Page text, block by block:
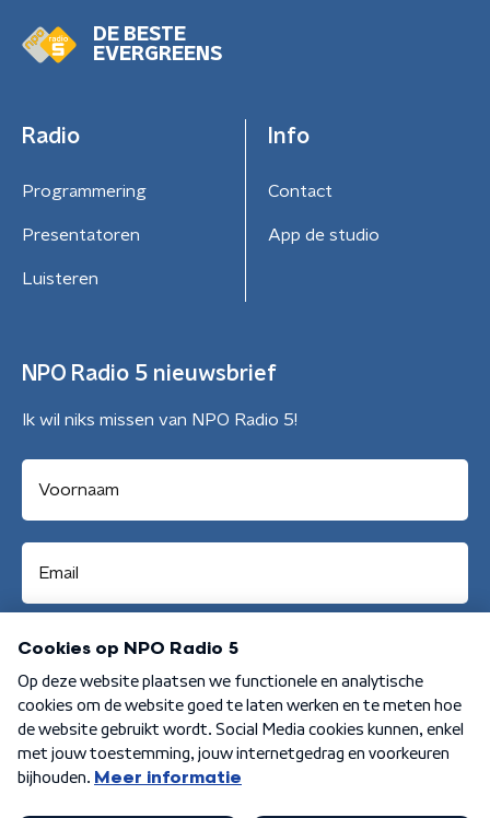
DE BESTE
EVERGREENS
Radio
Programmering
Presentatoren
Luisteren
Info
Contact
App de studio
NPO Radio 5 nieuwsbrief
Ik wil niks missen van NPO Radio 5!
Aanmelden
Algemene voorwaarden